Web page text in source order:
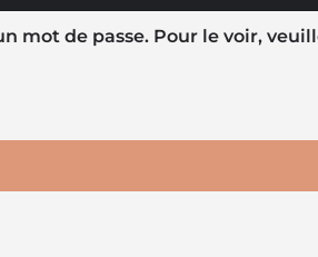
mot de passe. Pour le voir,